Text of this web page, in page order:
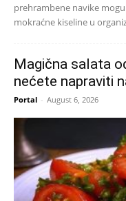
prehrambene navike
mokraćne kiseline u
Magična salata
nećete napraviti
Portal - August 6, 2026